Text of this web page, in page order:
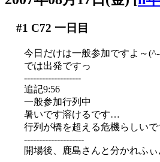
#1 C72 一日目
今日だけは一般参加ですよ～
では出発ですっ
-------------------
追記9:56
一般参加行列中
暑いです溶けるです…
行列が橋を超える危機らしい
--------------------
開場後、鹿島さんと分かれふぃ